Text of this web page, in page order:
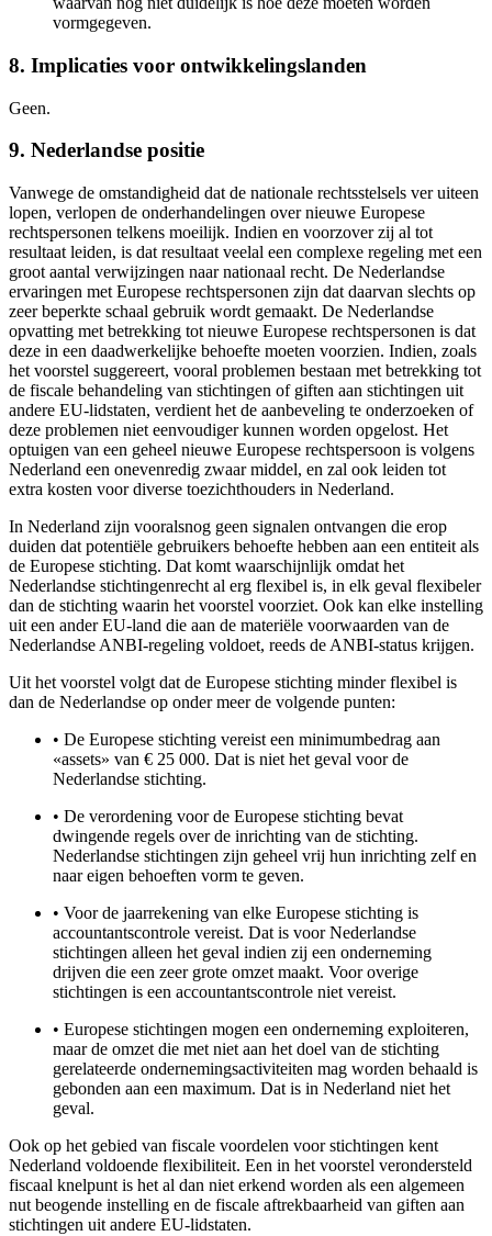
vormgegeven.
8. Implicaties voor ontwikkelingslanden
Geen.
9. Nederlandse positie
Vanwege de omstandigheid dat de nationale rechtsstelsels ver uiteen
lopen, verlopen de onderhandelingen over nieuwe Europese
rechtspersonen telkens moeilijk. Indien en voorzover zij al tot
resultaat leiden, is dat resultaat veelal een complexe regeling met een
groot aantal verwijzingen naar nationaal recht. De Nederlandse
ervaringen met Europese rechtspersonen zijn dat daarvan slechts op
zeer beperkte schaal gebruik wordt gemaakt. De Nederlandse
opvatting met betrekking tot nieuwe Europese rechtspersonen is dat
deze in een daadwerkelijke behoefte moeten voorzien. Indien, zoals
het voorstel suggereert, vooral problemen bestaan met betrekking tot
de fiscale behandeling van stichtingen of giften aan stichtingen uit
andere EU-lidstaten, verdient het de aanbeveling te onderzoeken of
deze problemen niet eenvoudiger kunnen worden opgelost. Het
optuigen van een geheel nieuwe Europese rechtspersoon is volgens
Nederland een onevenredig zwaar middel, en zal ook leiden tot
extra kosten voor diverse toezichthouders in Nederland.
In Nederland zijn vooralsnog geen signalen ontvangen die erop
duiden dat potentiële gebruikers behoefte hebben aan een entiteit als
de Europese stichting. Dat komt waarschijnlijk omdat het
Nederlandse stichtingenrecht al erg flexibel is, in elk geval flexibeler
dan de stichting waarin het voorstel voorziet. Ook kan elke instelling
uit een ander EU-land die aan de materiële voorwaarden van de
Nederlandse ANBI-regeling voldoet, reeds de ANBI-status krijgen.
Uit het voorstel volgt dat de Europese stichting minder flexibel is
dan de Nederlandse op onder meer de volgende punten:
• De Europese stichting vereist een minimumbedrag aan
«assets» van € 25 000. Dat is niet het geval voor de
Nederlandse stichting.
• De verordening voor de Europese stichting bevat
dwingende regels over de inrichting van de stichting.
Nederlandse stichtingen zijn geheel vrij hun inrichting zelf en
naar eigen behoeften vorm te geven.
• Voor de jaarrekening van elke Europese stichting is
accountantscontrole vereist. Dat is voor Nederlandse
stichtingen alleen het geval indien zij een onderneming
drijven die een zeer grote omzet maakt. Voor overige
stichtingen is een accountantscontrole niet vereist.
• Europese stichtingen mogen een onderneming exploiteren,
maar de omzet die met niet aan het doel van de stichting
gerelateerde ondernemingsactiviteiten mag worden behaald is
gebonden aan een maximum. Dat is in Nederland niet het
geval.
Ook op het gebied van fiscale voordelen voor stichtingen kent
Nederland voldoende flexibiliteit. Een in het voorstel verondersteld
fiscaal knelpunt is het al dan niet erkend worden als een algemeen
nut beogende instelling en de fiscale aftrekbaarheid van giften aan
stichtingen uit andere EU-lidstaten.